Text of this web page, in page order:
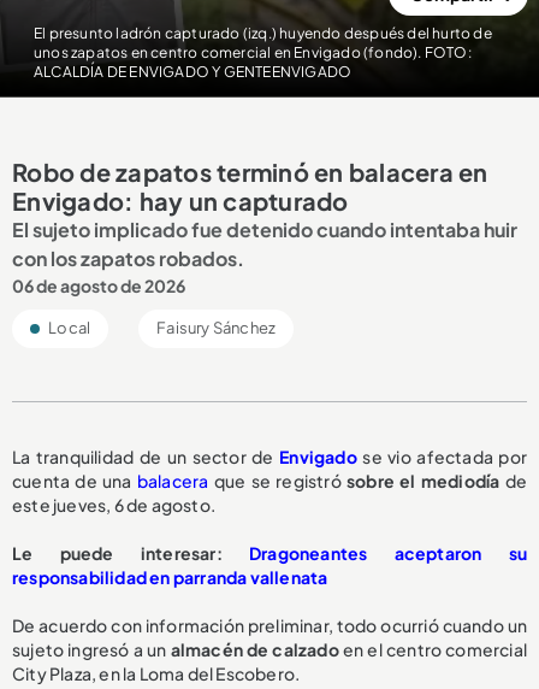
El presunto ladrón capturado (izq.) huyendo después del hurto de
unos zapatos en centro comercial en Envigado (fondo). FOTO:
ALCALDÍA DE ENVIGADO Y GENTEENVIGADO
Robo de zapatos terminó en balacera en
Envigado: hay un capturado
El sujeto implicado fue detenido cuando intentaba huir
con los zapatos robados.
06 de agosto de 2026
Local Faisury Sánchez
La tranquilidad de un sector de Envigadose vio afectada por
cuenta de una balacera que se registró sobre el mediodía de
este jueves, 6 de agosto.
Le puede interesar: Dragoneantes aceptaron su
responsabilidad en parranda vallenata
De acuerdo con información preliminar, todo ocurrió cuando un
sujeto ingresó a un almacén de calzadoen el centro comercial
City Plaza, en la Loma del Escobero.